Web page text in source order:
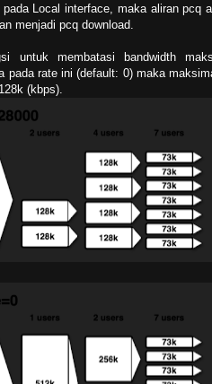
pada Local interface, maka aliran pcq
menjadi pcq download.
untuk membatasi bandwidth
pada rate ini (default: 0) maka
(kbps).